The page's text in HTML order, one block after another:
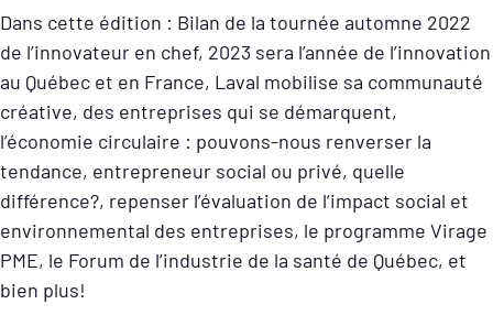
Dans cette édition : Bilan de la tournée automne 2022
de l’innovateur en chef, 2023 sera l’année de l’innovation
au Québec et en France, Laval mobilise sa communauté
créative, des entreprises qui se démarquent,
l’économie circulaire : pouvons-nous renverser la
tendance, entrepreneur social ou privé, quelle
différence?, repenser l’évaluation de l’impact social et
environnemental des entreprises, le programme Virage
PME, le Forum de l’industrie de la santé de Québec, et
bien plus!